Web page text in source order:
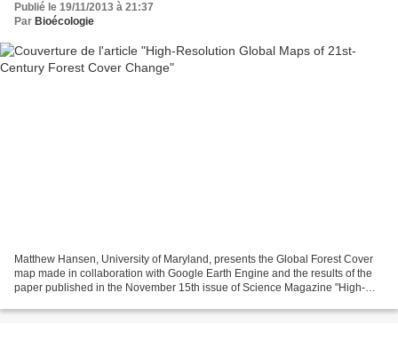
Publié le 19/11/2013 à 21:37
Par Bioécologie
Matthew Hansen, University of Maryland, presents the Global Forest Cover
map made in collaboration with Google Earth Engine and the results of the
paper published in the November 15th issue of Science Magazine "High-